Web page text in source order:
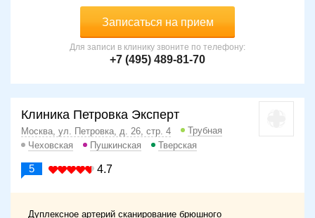
Записаться на прием
Для записи в клинику звоните по телефону:
+7 (495) 489-81-70
Клиника Петровка Эксперт
Москва, ул. Петровка, д. 26, стр. 4
Трубная
Чеховская
Пушкинская Тверская
5 4.7
Дуплексное артерий сканирование брюшного